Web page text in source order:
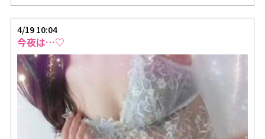
4/19 10:04
今夜は…♡